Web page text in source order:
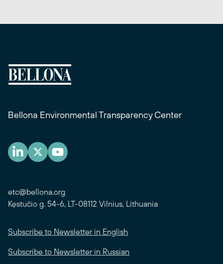
Bellona Environmental Transparency Center
etc@bellona.org
Kęstučio g. 54-6, LT-08112 Vilnius, Lithuania
Subscribe to Newsletter in English
Subscribe to Newsletter in Russian